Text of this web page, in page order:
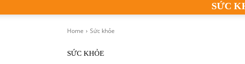
SỨC
Home Sức khỏe
SỨC KHỎE